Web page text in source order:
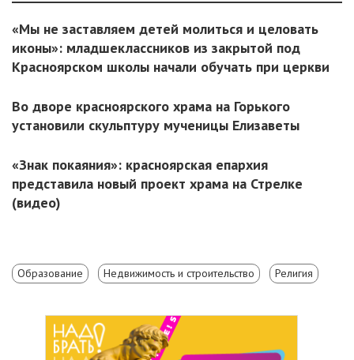
«Мы не заставляем детей молиться и целовать
иконы»: младшеклассников из закрытой под
Красноярском школы начали обучать при церкви
Во дворе красноярского храма на Горького
установили скульптуру мученицы Елизаветы
«Знак покаяния»: красноярская епархия
представила новый проект храма на Стрелке
(видео)
Образование Недвижимость и строительство Религия